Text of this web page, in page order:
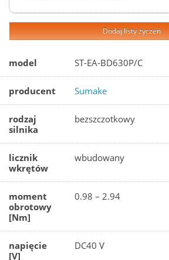
Dodaj listy życzeń
model ST-EA-BD630P/C
producent Sumake
rodzaj
silnika
bezszczotkowy
licznik
wkrętów
wbudowany
moment
obrotowy
[Nm]
0.98 – 2.94
napięcie
[V]
DC40 V